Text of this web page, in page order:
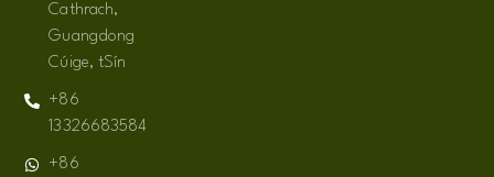
Cathrach,
Guangdong
Cúige, tSín
+86
13326683584
+86